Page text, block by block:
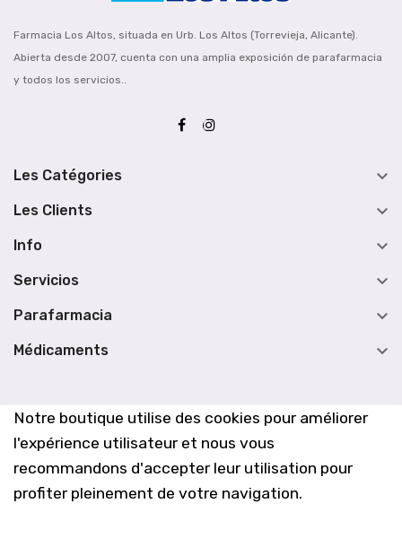
Notre boutique utilise des cookies pour améliorer
l'expérience utilisateur et nous vous
recommandons d'accepter leur utilisation pour
profiter pleinement de votre navigation.
Farmacia Los Altos, situada en Urb. Los Altos (Torrevieja, Alicante).
Abierta desde 2007, cuenta con una amplia exposición de parafarmacia
y todos los servicios..
Les Catégories 
Les Clients 
Info 
Servicios 
Parafarmacia 
Médicaments 